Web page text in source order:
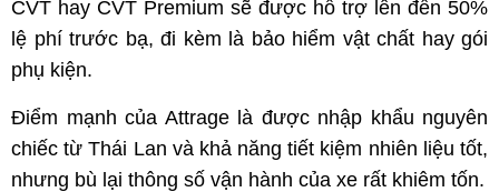
CVT hay CVT Premium sẽ được hỗ trợ lên đến 50%
lệ phí trước bạ, đi kèm là bảo hiểm vật chất hay gói
phụ kiện.
Điểm mạnh của Attrage là được nhập khẩu nguyên
chiếc từ Thái Lan và khả năng tiết kiệm nhiên liệu tốt,
nhưng bù lại thông số vận hành của xe rất khiêm tốn.